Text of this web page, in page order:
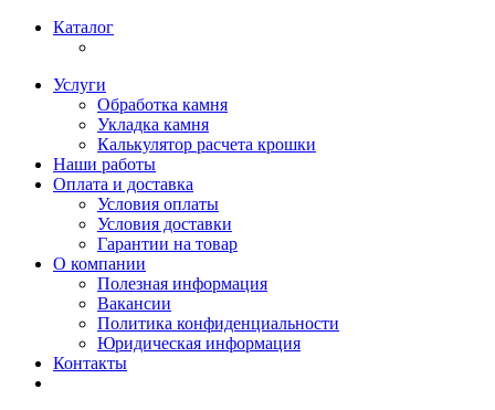
Каталог
Услуги
Обработка камня
Укладка камня
Калькулятор расчета крошки
Наши работы
Оплата и доставка
Условия оплаты
Условия доставки
Гарантии на товар
О компании
Полезная информация
Вакансии
Политика конфиденциальности
Юридическая информация
Контакты